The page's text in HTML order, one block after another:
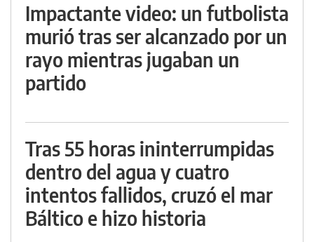
Impactante video: un futbolista
murió tras ser alcanzado por un
rayo mientras jugaban un
partido
Tras 55 horas ininterrumpidas
dentro del agua y cuatro
intentos fallidos, cruzó el mar
Báltico e hizo historia